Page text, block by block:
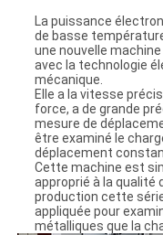
La puissance
de basse
une nouvelle
avec la technologie
mécanique.
Elle a la vitesse
force, a de grande
mesure de
être examiné le
déplacement
Cette machine est
approprié à la qualité
production cette
appliquée pour
métalliques que la